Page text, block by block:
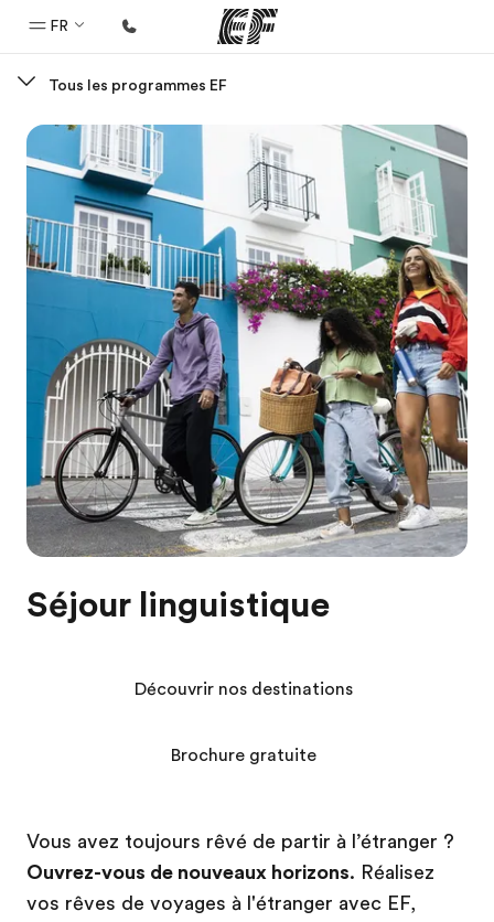
FR
Bienvenue chez EF
Programmes
Nos offres
Bureaux
A propos de nous
Qui sommes-nous ?
EF recrute
Rejoignez nos équipes
Tous les programmes EF
Séjour linguistique
Vous avez toujours rêvé de partir à l’étranger ?
Ouvrez-vous de nouveaux horizons. Réalisez
vos rêves de voyages à l'étranger avec EF,
Découvrir nos destinations
Brochure gratuite